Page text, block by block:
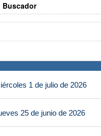
Buscador
1 de julio de 2026
25 de junio de 2026